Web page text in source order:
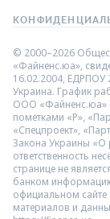
© 2000–2026
«Файненс.юа»,
16.02.2004, ЕДРПОУ
Украина. График
ООО «Файненс.юа»
пометками «Р»,
«Спецпроект»,
Закона Украины «О
ответственность
странице не
банком
официальном сайте
материалов и